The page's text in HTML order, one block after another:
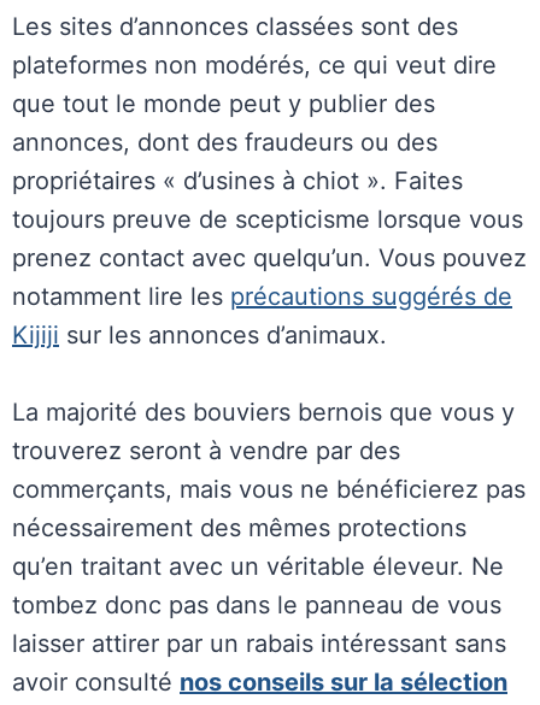
Les sites d’annonces classées sont des
plateformes non modérés, ce qui veut dire
que tout le monde peut y publier des
annonces, dont des fraudeurs ou des
propriétaires « d’usines à chiot ». Faites
toujours preuve de scepticisme lorsque vous
prenez contact avec quelqu’un. Vous pouvez
notamment lire les précautions suggérés de
Kijiji sur les annonces d’animaux.
La majorité des bouviers bernois que vous y
trouverez seront à vendre par des
commerçants, mais vous ne bénéficierez pas
nécessairement des mêmes protections
qu’en traitant avec un véritable éleveur. Ne
tombez donc pas dans le panneau de vous
laisser attirer par un rabais intéressant sans
avoir consulté nos conseils sur la sélection